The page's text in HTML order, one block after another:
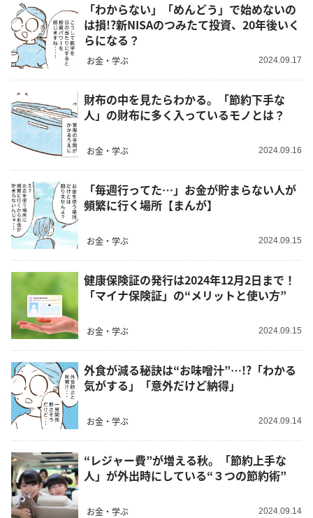
「わからない」「めんどう」で始めないの
は損!?新NISAのつみたて投資、20年後いく
らになる？
お金・学ぶ 2024.09.17
財布の中を見たらわかる。「節約下手な
人」の財布に多く入っているモノとは？
お金・学ぶ 2024.09.16
「毎週行ってた…」お金が貯まらない人が
頻繁に行く場所【まんが】
お金・学ぶ 2024.09.15
健康保険証の発行は2024年12月2日まで！
「マイナ保険証」の“メリットと使い方”
お金・学ぶ 2024.09.15
外食が減る秘訣は“お味噌汁”…!?「わかる
気がする」「意外だけど納得」
お金・学ぶ 2024.09.14
“レジャー費”が増える秋。「節約上手な
人」が外出時にしている“３つの節約術”
お金・学ぶ 2024.09.14